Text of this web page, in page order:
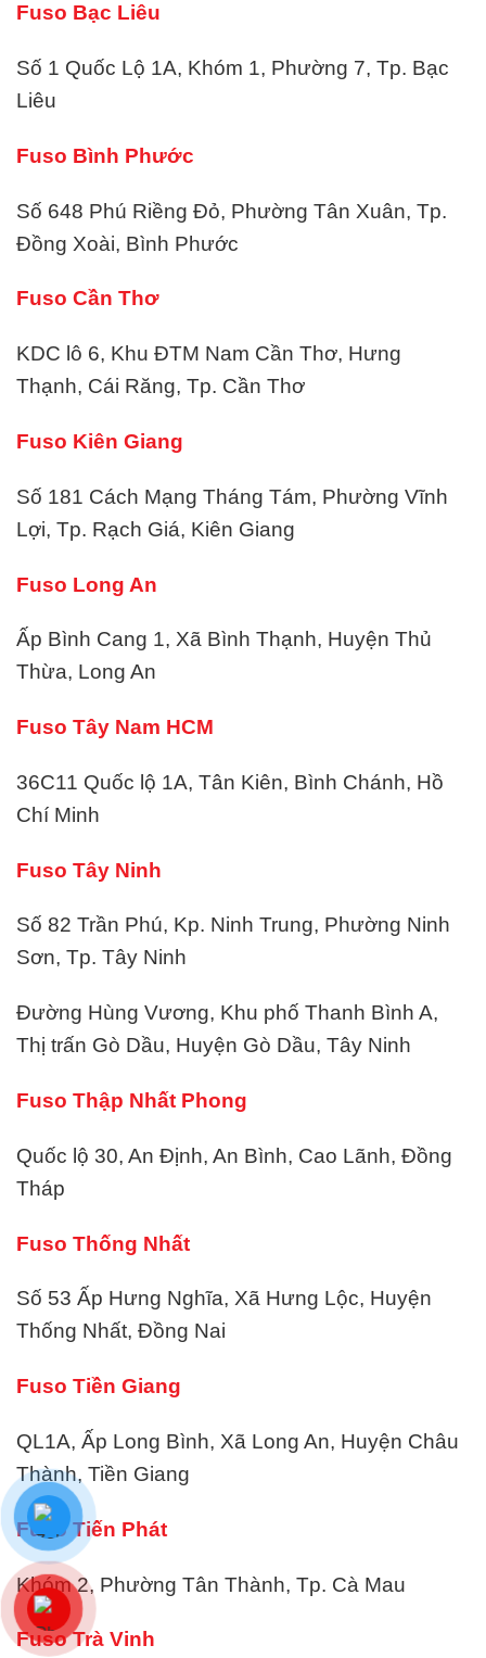
Fuso Bạc Liêu
Số 1 Quốc Lộ 1A, Khóm 1, Phường 7, Tp. Bạc
Liêu
Fuso Bình Phước
Số 648 Phú Riềng Đỏ, Phường Tân Xuân, Tp.
Đồng Xoài, Bình Phước
Fuso Cần Thơ
KDC lô 6, Khu ĐTM Nam Cần Thơ, Hưng
Thạnh, Cái Răng, Tp. Cần Thơ
Fuso Kiên Giang
Số 181 Cách Mạng Tháng Tám, Phường Vĩnh
Lợi, Tp. Rạch Giá, Kiên Giang
Fuso Long An
Ấp Bình Cang 1, Xã Bình Thạnh, Huyện Thủ
Thừa, Long An
Fuso Tây Nam HCM
36C11 Quốc lộ 1A, Tân Kiên, Bình Chánh, Hồ
Chí Minh
Fuso Tây Ninh
Số 82 Trần Phú, Kp. Ninh Trung, Phường Ninh
Sơn, Tp. Tây Ninh
Đường Hùng Vương, Khu phố Thanh Bình A,
Thị trấn Gò Dầu, Huyện Gò Dầu, Tây Ninh
Fuso Thập Nhất Phong
Quốc lộ 30, An Định, An Bình, Cao Lãnh, Đồng
Tháp
Fuso Thống Nhất
Số 53 Ấp Hưng Nghĩa, Xã Hưng Lộc, Huyện
Thống Nhất, Đồng Nai
Fuso Tiền Giang
QL1A, Ấp Long Bình, Xã Long An, Huyện Châu
Thành, Tiền Giang
Fuso Tiến Phát
Khóm 2, Phường Tân Thành, Tp. Cà Mau
Fuso Trà Vinh